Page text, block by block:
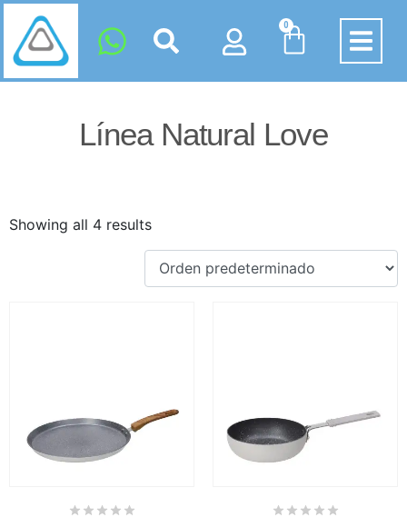
0
Línea Natural Love
Showing all 4 results